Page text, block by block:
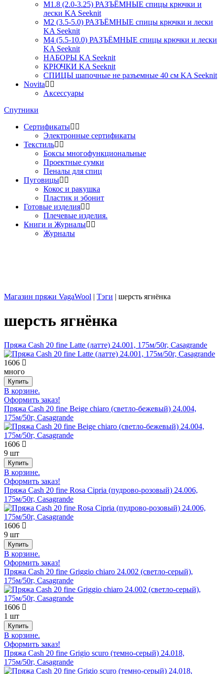
М1.8 (2.0-3.25) РАЗЪЁМНЫЕ спицы крючки и
лески KA Seeknit
М2 (3.5-5.0) РАЗЪЁМНЫЕ спицы крючки и лески
KA Seeknit
М4 (5.5-10.0) РАЗЪЁМНЫЕ спицы крючки и лески
KA Seeknit
НАБОРЫ KA Seeknit
КРЮЧКИ KA Seeknit
СПИЦЫ шапочные не разъемные 40 см KA Seeknit
Novita
Аксессуары
Спутники
Сертификаты
Электронные сертификаты
Текстиль
Боксы многофункциональные
Проектные сумки
Пеналы для спиц
Пуговицы
Кокос и ракушка
Пластик и эбонит
Готовые изделия
Плечевые изделия.
Книги и Журналы
Журналы
Магазин пряжи VagaWool | Тэги | шерсть ягнёнка
шерсть ягнёнка
Пряжа Cash 20 fine Latte (латте) 24.001, 175м/50г, Casagrande
1606
много
В корзине.
Оформить заказ!
Пряжа Cash 20 fine Beige chiaro (светло-бежевый) 24.004,
175м/50г, Casagrande
1606
9 шт
В корзине.
Оформить заказ!
Пряжа Cash 20 fine Rosa Cipria (пудрово-розовый) 24.006,
175м/50г, Casagrande
1606
9 шт
В корзине.
Оформить заказ!
Пряжа Cash 20 fine Griggio chiaro 24.002 (светло-серый),
175м/50г, Casagrande
1606
1 шт
В корзине.
Оформить заказ!
Пряжа Cash 20 fine Grigio scuro (темно-серый) 24.018,
175м/50г, Casagrande